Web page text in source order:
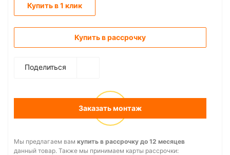
Купить в 1 клик
Купить в рассрочку
Поделиться
Заказать монтаж
Мы предлагаем вам купить в рассрочку до 12 месяцев
данный товар. Также мы принимаем карты рассрочки: